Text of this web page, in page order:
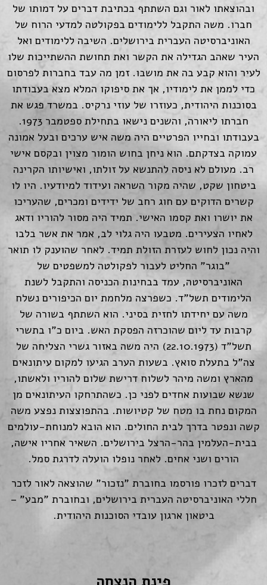
ובהוצאתו לאור וגם השתתף בכתיבת דברים על דמותו של
חברו. משה התקבל ללימודים בפקולטה למדעי הרוח של
האוניברסיטה העברית בירושלים. השיבה ללימודים ואל
העיר שאהב הגדילה את הקשר ואת תחושת ההשתייכות שלו
לעיר והוא קבע בה את מושבו. זמן מה עבד בחברות לפרסום
כדי לממן את לימודיו, אך את סיפוקו המלא מצא בעבודתו
בסוכנות היהודית, כעוזרו של עוזי נרקיס. במשרד פגש את
חברתו ליאורה, והשנים נישאו בתחילת ספטמבר 1973.
בעבודתו ובחייו הפרטיים היה משה איש ערכים ובעל אמונה
עמוקה בצדקתם. הוא ניחן בחוש הומור מצוין ובקסם אישי
רב. מעולם לא ניסה להתנשא על זולתו, ואישיותו הקרינה
ביטחון שקט, שהיה מקור השראה ועידוד למיודעיו. היו לו
קשרים הדוקים עם חוג רחב של ידידים ומכרים, שהעריכו
את יושרו ואת קסמו האישי. תמיד היה מסור להוריו ודאג
לאחיו הצעירים. מטבעו היה גלוי לב, אמר את אשר בלבו
והיה נכון לחוש לעזרת הזולת תמיד. לאחר שהוענק לו תואר
"בוגר" החליט לעבור לפקולטה למשפטים של
האוניברסיטה, עמד בבחינות הכניסה והתקבל לשנת
הלימודים תשל"ד. כשפרצה מלחמת יום הכיפורים נשלח
משה עם יחידתו לחזית בסיני. הוא השתתף בשורה של
קרבות עד ליום שהוכרזה הפסקת האש. ביום כ"ו בתשרי
תשל"ד (22.10.1973) היה משה באזור גשרי הצליחה של
צה"ל בתעלת סואץ. בשעות הערב הגיעו למקום עיתונאים
מהארץ ומשה מיהר לשלוח דרישת שלום להוריו ולאשתו,
שנשא שבועות אחדים לפני כן. כשהתרחקו העיתונאים מן
המקום נחת בו מטח של קטיושות. בהתפוצצות נפצע משה
קשה ונפטר בדרך לבית החולים. הוא הובא למנוחת-עולמים
בבית-העלמין בהר-הרצל בירושלים. השאיר אחריו אישה,
הורים ושני אחים. לאחר נופלו הועלה לדרגת סמל.
דברים לזכרו פורסמו בחוברת "נזכור" שהוצאה לאור לזכר
חללי האוניברסיטה העברית בירושלים, ובחוברת "מבע" –
ביטאון ארגון עובדי הסוכנות היהודית.